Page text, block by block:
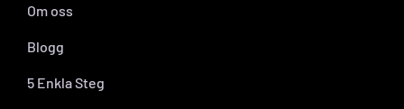
Om oss
Blogg
5 Enkla Steg